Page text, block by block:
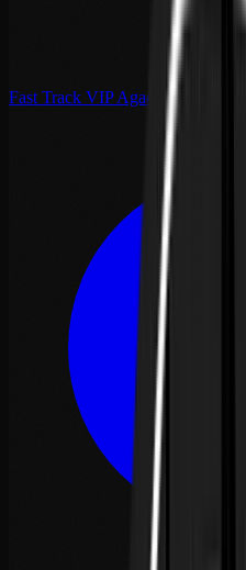
Fast Track VIP Agadir